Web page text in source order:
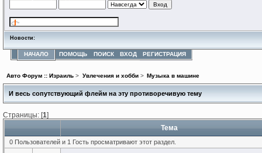
Новости:
НАЧАЛО ПОМОЩЬ ПОИСК ВХОД РЕГИСТРАЦИЯ
Авто Форум :: Израиль > Увлечения и хобби> Музыка в машине
И весь сопутствующий флейм на эту противоречивую тему
Страницы: [1]
Тема
0 Пользователей и 1 Гость просматривают этот раздел.